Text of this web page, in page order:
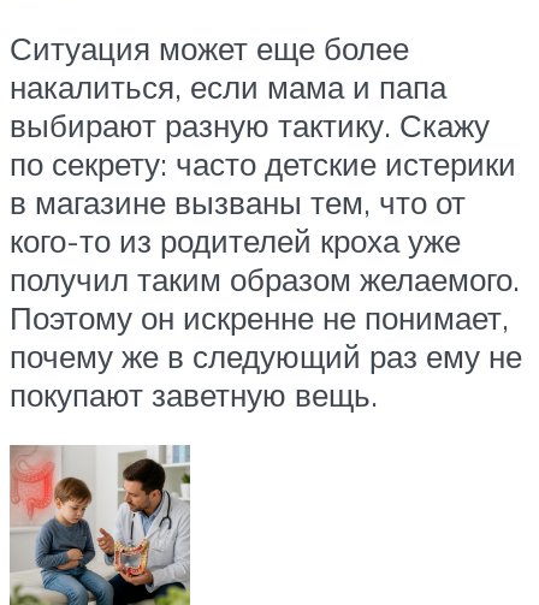
Ситуация может еще более
накалиться, если мама и папа
выбирают разную тактику. Скажу
по секрету: часто детские истерики
в магазине вызваны тем, что от
кого-то из родителей кроха уже
получил таким образом желаемого.
Поэтому он искренне не понимает,
почему же в следующий раз ему не
покупают заветную вещь.